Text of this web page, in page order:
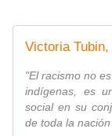
"El racismo no
indígenas, es
social en su
de toda la nación